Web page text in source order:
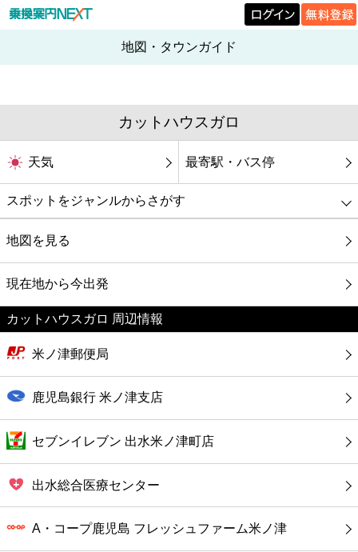
地図・タウンガイド
カットハウスガロ
天気 最寄駅・バス停
スポットをジャンルからさがす
グルメ
映画
美容
地図を見る
現在地から今出発
カットハウスガロ 周辺情報
米ノ津郵便局
鹿児島銀行 米ノ津支店
セブンイレブン 出水米ノ津町店
出水総合医療センター
A・コープ鹿児島 フレッシュファーム米ノ津